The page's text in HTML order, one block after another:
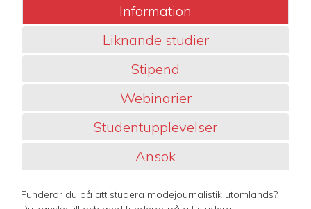
Information
Liknande studier
Stipend
Webinarier
Studentupplevelser
Ansök
Funderar du på att studera modejournalistik utomlands?